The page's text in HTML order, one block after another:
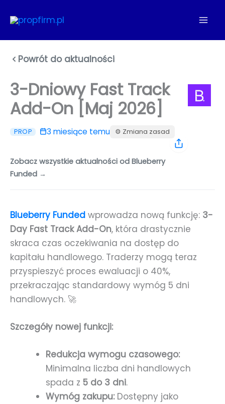
do
Powrót do aktualności
3-Dniowy Fast Track
Add-On [Maj 2026]
PROP 3 miesiące temu ⚙️ Zmiana zasad
Zobacz wszystkie aktualności od Blueberry
Funded →
Blueberry Funded wprowadza nową funkcję: 3-
Day Fast Track Add-On, która drastycznie
skraca czas oczekiwania na dostęp do
kapitału handlowego. Traderzy mogą teraz
przyspieszyć proces ewaluacji o 40%,
przekraczając standardowy wymóg 5 dni
handlowych. 🚀
Szczegóły nowej funkcji:
Redukcja wymogu czasowego:
Minimalna liczba dni handlowych
spada z 5 do 3 dni.
Wymóg zakupu:Dostępny jako